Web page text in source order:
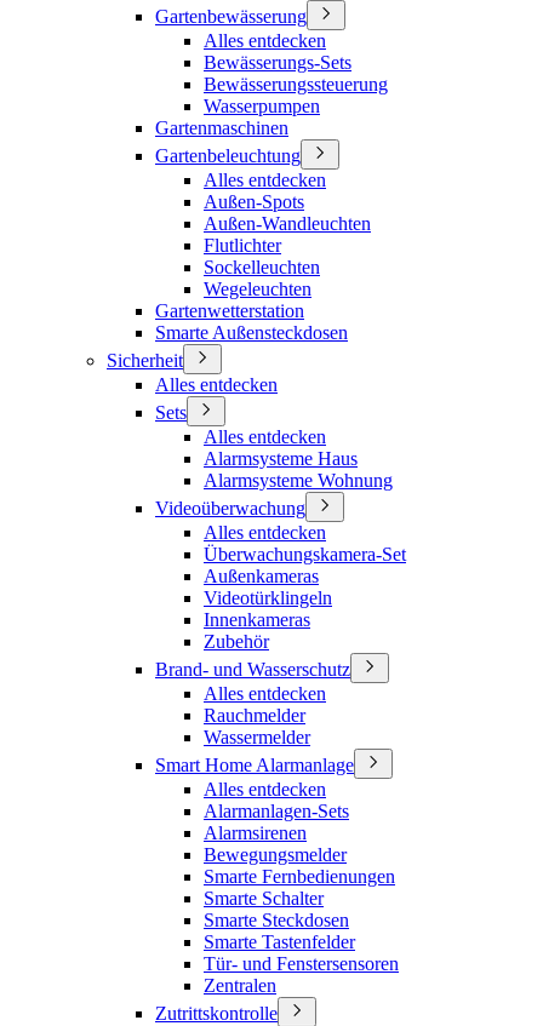
Gartenbewässerung
Alles entdecken
Bewässerungs-Sets
Bewässerungssteuerung
Wasserpumpen
Gartenmaschinen
Gartenbeleuchtung
Alles entdecken
Außen-Spots
Außen-Wandleuchten
Flutlichter
Sockelleuchten
Wegeleuchten
Gartenwetterstation
Smarte Außensteckdosen
Sicherheit
Alles entdecken
Sets
Alles entdecken
Alarmsysteme Haus
Alarmsysteme Wohnung
Videoüberwachung
Alles entdecken
Überwachungskamera-Set
Außenkameras
Videotürklingeln
Innenkameras
Zubehör
Brand- und Wasserschutz
Alles entdecken
Rauchmelder
Wassermelder
Smart Home Alarmanlage
Alles entdecken
Alarmanlagen-Sets
Alarmsirenen
Bewegungsmelder
Smarte Fernbedienungen
Smarte Schalter
Smarte Steckdosen
Smarte Tastenfelder
Tür- und Fenstersensoren
Zentralen
Zutrittskontrolle